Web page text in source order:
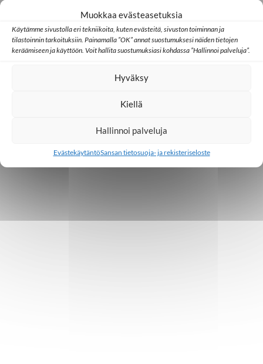
Muokkaa evästeasetuksia
Käytämme sivustolla eri tekniikoita, kuten evästeitä, sivuston toiminnan ja
tilastoinnin tarkoituksiin. Painamalla ”OK” annat suostumuksesi näiden tietojen
keräämiseen ja käyttöön. Voit hallita suostumuksiasi kohdassa ”Hallinnoi palveluja”.
Hyväksy
Kiellä
Hallinnoi palveluja
EvästekäytäntöSansan tietosuoja- ja rekisteriseloste